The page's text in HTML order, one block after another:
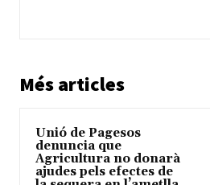
Més articles
Unió de Pagesos
denuncia que
Agricultura no donarà
ajudes pels efectes de